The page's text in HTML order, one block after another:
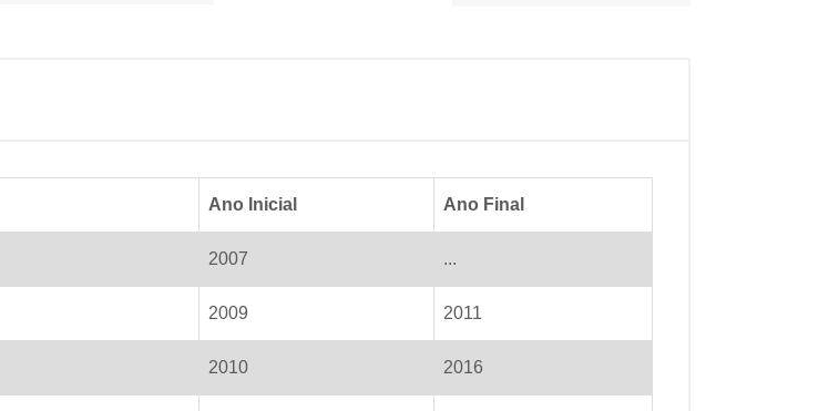
Ano Inicial Ano Final
2007 ...
2009 2011
2010 2016